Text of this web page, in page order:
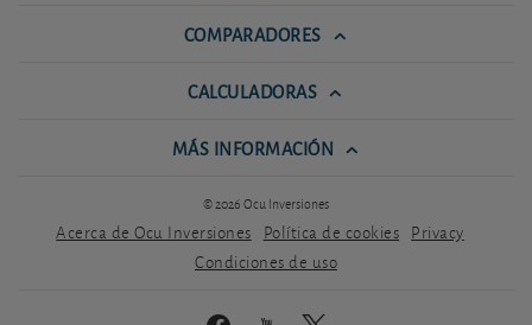
COMPARADORES
CALCULADORAS
MÁS INFORMACIÓN
© 2026 Ocu Inversiones
Acerca de Ocu Inversiones Política de cookies Privacy
Condiciones de uso